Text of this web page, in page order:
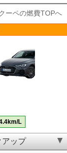
ーペの燃費TOPへ
L
アップ